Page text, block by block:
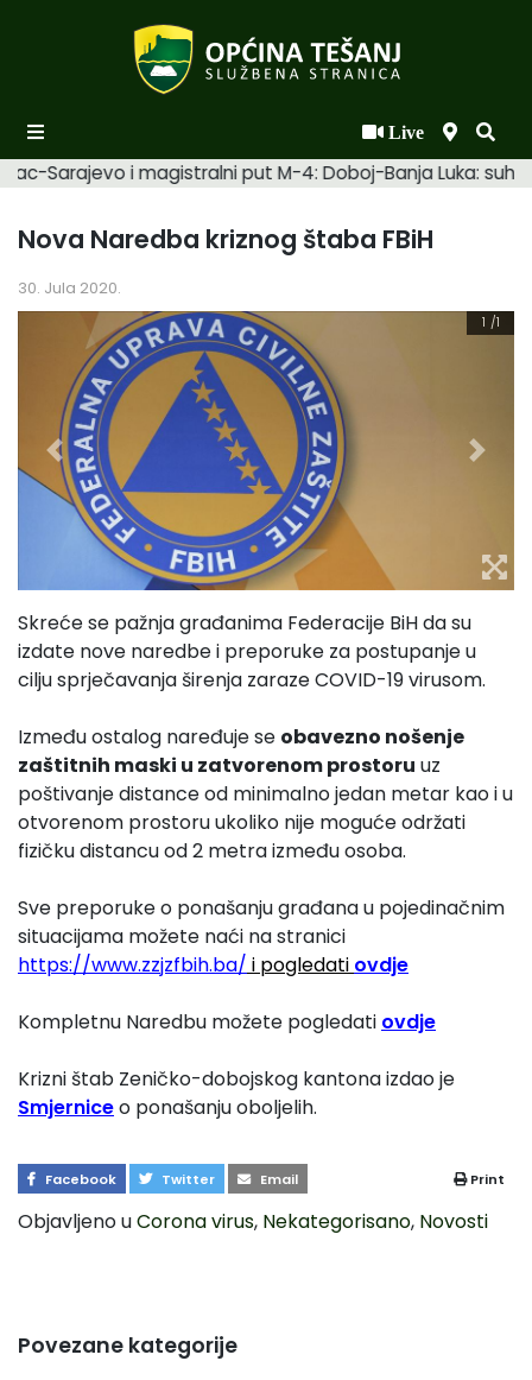
Live
Podaci o Općini
Biznis
Općinski načelnik
Općinsko vijeće
Uprava
Sarajevo i magistralni put M-4: Doboj-Banja Luka:
Povezane kategorije
Nova Naredba kriznog štaba FBiH
30. Jula 2020.
1 /1
Skreće se pažnja građanima Federacije BiH da su
izdate nove naredbe i preporuke za postupanje u
cilju sprječavanja širenja zaraze COVID-19 virusom.
Između ostalog naređuje se obavezno nošenje
zaštitnih maski u zatvorenom prostoru uz
poštivanje distance od minimalno jedan metar kao i u
otvorenom prostoru ukoliko nije moguće održati
fizičku distancu od 2 metra između osoba.
Sve preporuke o ponašanju građana u pojedinačnim
situacijama možete naći na stranici
https://www.zzjzfbih.ba/ i pogledati ovdje
Kompletnu Naredbu možete pogledati ovdje
Krizni štab Zeničko-dobojskog kantona izdao je
Smjerniceo ponašanju oboljelih.
Facebook Twitter Email Print
Objavljeno uCorona virus, Nekategorisano, Novosti